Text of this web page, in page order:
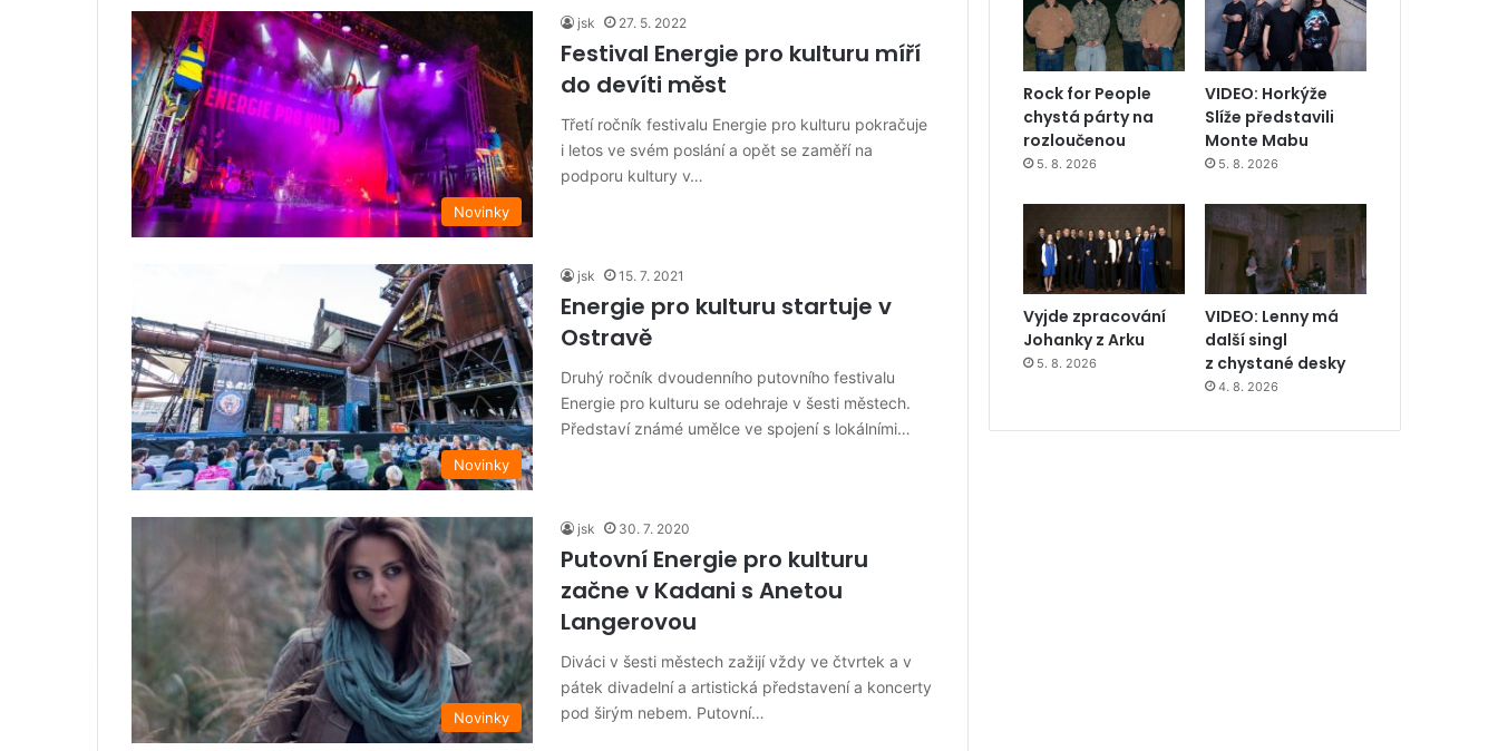
Novinky
jsk 27. 5. 2022
Festival Energie pro kulturu míří
do devíti měst
Třetí ročník festivalu Energie pro kulturu pokračuje
i letos ve svém poslání a opět se zaměří na
podporu kultury v…
Novinky
jsk 15. 7. 2021
Energie pro kulturu startuje v
Ostravě
Druhý ročník dvoudenního putovního festivalu
Energie pro kulturu se odehraje v šesti městech.
Představí známé umělce ve spojení s lokálními…
Novinky
jsk 30. 7. 2020
Putovní Energie pro kulturu
začne v Kadani s Anetou
Langerovou
Diváci v šesti městech zažijí vždy ve čtvrtek a v
pátek divadelní a artistická představení a koncerty
pod širým nebem. Putovní…
Rock for People
chystá párty na
rozloučenou
5. 8. 2026
VIDEO: Horkýže
Slíže představili
Monte Mabu
5. 8. 2026
Vyjde zpracování
Johanky z Arku
5. 8. 2026
VIDEO: Lenny má
další singl
z chystané desky
4. 8. 2026